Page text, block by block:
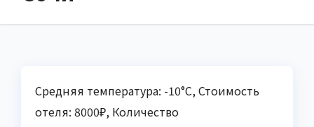
Средняя температура: -10°C, Стоимость
отеля: 8000₽, Количество